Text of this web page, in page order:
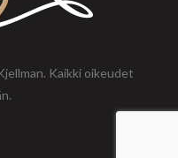
Kaikki oikeudet